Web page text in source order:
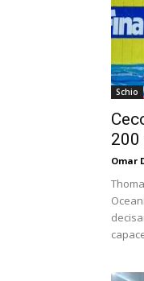
Schio
200
Omar